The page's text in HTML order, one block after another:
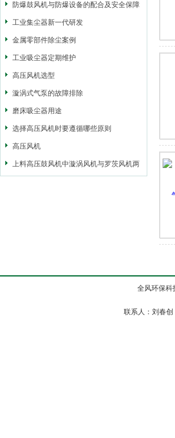
防爆鼓风机与防爆设备的配合及安全保障
措施
工业集尘器新一代研发
金属零部件除尘案例
工业吸尘器定期维护
高压风机选型
漩涡式气泵的故障排除
磨床吸尘器用途
选择高压风机时要遵循哪些原则
高压风机
上料高压鼓风机中漩涡风机与罗茨风机两
全风环保科
联系人：刘春